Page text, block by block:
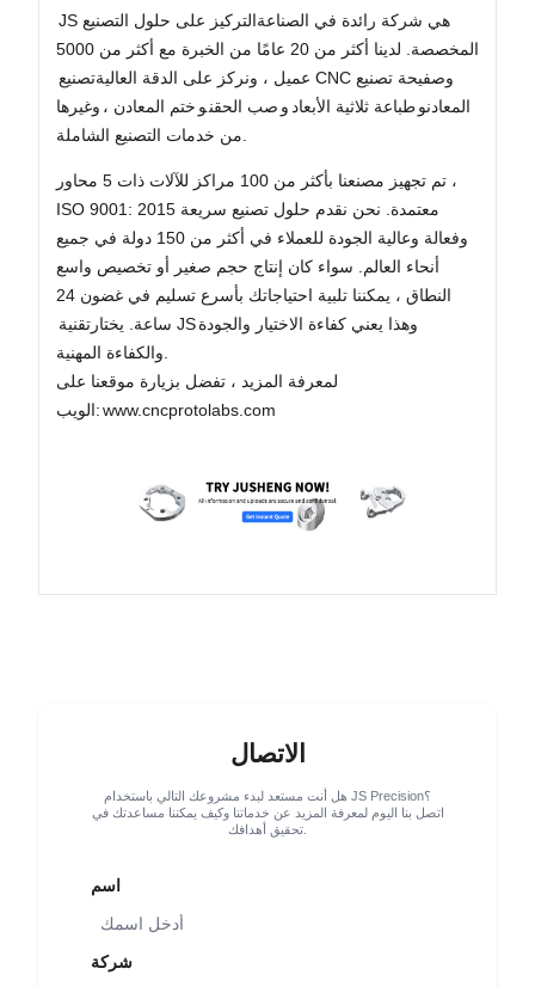
JS هي شركة رائدة في الصناعةالتركيز على حلول التصنيع
المخصصة. لدينا أكثر من 20 عامًا من الخبرة مع أكثر من 5000
عميل ، ونركز على الدقة العالية تصنيع CNC وصفيحة تصنيع
المعادنوطباعة ثلاثية الأبعاد و صب الحقنو ختم المعادن ، وغيرها
تم تجهيز مصنعنا بأكثر من 100 مراكز للآلات ذات 5 محاور ،
ISO 9001: 2015 معتمدة. نحن نقدم حلول تصنيع سريعة
وفعالة وعالية الجودة للعملاء في أكثر من 150 دولة في جميع
أنحاء العالم. سواء كان إنتاج حجم صغير أو تخصيص واسع
النطاق ، يمكننا تلبية احتياجاتك بأسرع تسليم في غضون 24
ساعة. يختار تقنية JSوهذا يعني كفاءة الاختيار والجودة
لمعرفة المزيد ، تفضل بزيارة موقعنا على
الويب:www.cncprotolabs.com
الاتصال
هل أنت مستعد لبدء مشروعك التالي باستخدام JS Precision؟
اتصل بنا اليوم لمعرفة المزيد عن خدماتنا وكيف يمكننا مساعدتك في
اسم
شركة